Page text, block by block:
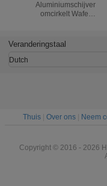
Aluminiumschijven
omcirkelt Wafer
Veranderingstaal
Dutch
Thuis Over ons Neem
Copyright © 2016 - 2026